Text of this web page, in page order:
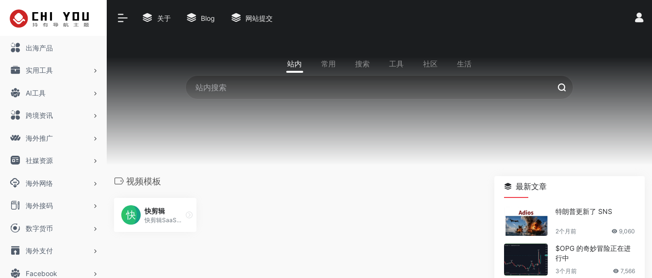
出海产品
实用工具
AI工具
跨境资讯
海外推广
社媒资源
海外网络
海外接码
数字货币
海外支付
Facebook
关于 Blog 网站提交
站内 常用 搜索 工具 社区 生活
视频模板
快剪辑
快剪辑SaaS是国内领先的视频剪辑软件,拥有强大的云端剪辑能力,支持在线去水印,录屏,录音,视频文字互转,添加字幕,拥有海量版权视频模板,音乐,特效,贴纸,适用于个人和中小企业定制,支持手机APP和电脑PC下载
最新文章
特朗普更新了 SNS
2个月前 9,060
$OPG 的奇妙冒险正在进
行中
3个月前 7,566